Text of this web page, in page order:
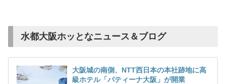
水都大阪ホッとなニュース＆ブログ
大阪城の南側、NTT西日本の本社跡地に高
級ホテル「パティーナ大阪」が開業